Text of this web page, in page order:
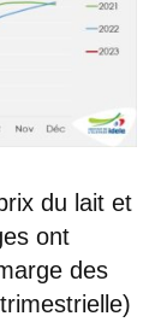
du lait et
ont
des